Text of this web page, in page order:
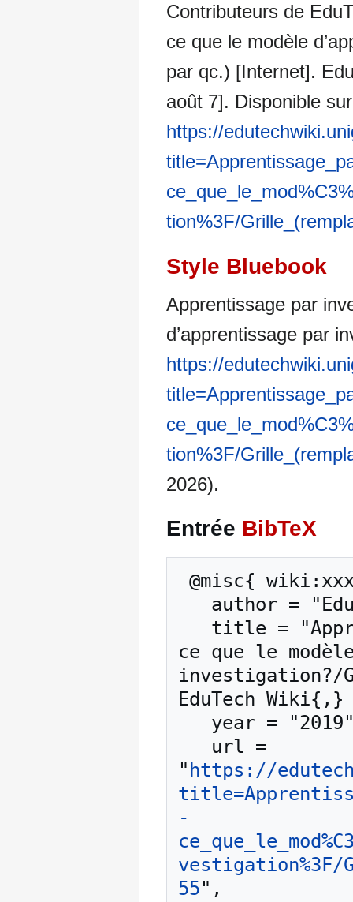
Contributeurs de
ce que le modèle
par qc.) [Internet].
août 7]. Disponible
https://
tion%3F/
Style Bluebook
Apprentissage par
d’apprentissage par
https://
tion%3F/
2026).
Entrée BibTeX
ce que le
EduTech
" https://
-
vestigation%3F/
55",